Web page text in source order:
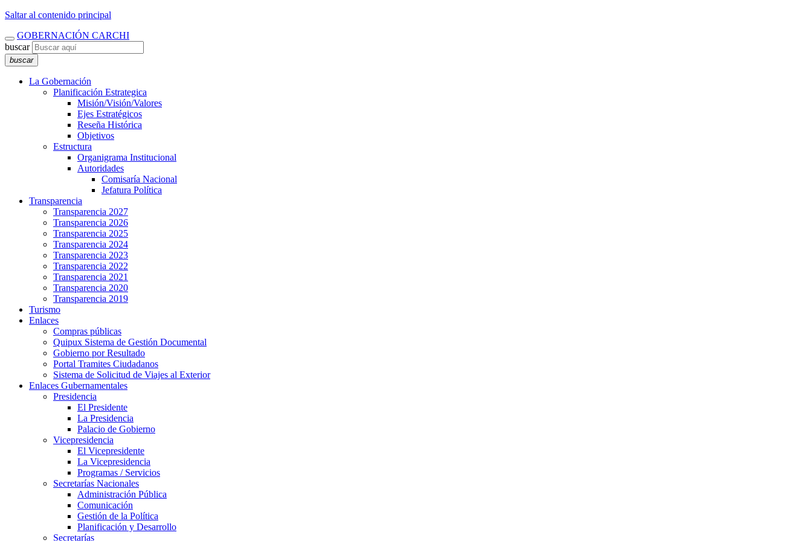
Saltar al contenido principal
GOBERNACIÓN CARCHI
buscar
buscar
La Gobernación
Planificación Estrategica
Misión/Visión/Valores
Ejes Estratégicos
Reseña Histórica
Objetivos
Estructura
Organigrama Institucional
Autoridades
Comisaría Nacional
Jefatura Política
Transparencia
Transparencia 2027
Transparencia 2026
Transparencia 2025
Transparencia 2024
Transparencia 2023
Transparencia 2022
Transparencia 2021
Transparencia 2020
Transparencia 2019
Turismo
Enlaces
Compras públicas
Quipux Sistema de Gestión Documental
Gobierno por Resultado
Portal Tramites Ciudadanos
Sistema de Solicitud de Viajes al Exterior
Enlaces Gubernamentales
Presidencia
El Presidente
La Presidencia
Palacio de Gobierno
Vicepresidencia
El Vicepresidente
La Vicepresidencia
Programas / Servicios
Secretarías Nacionales
Administración Pública
Comunicación
Gestión de la Política
Planificación y Desarrollo
Secretarías